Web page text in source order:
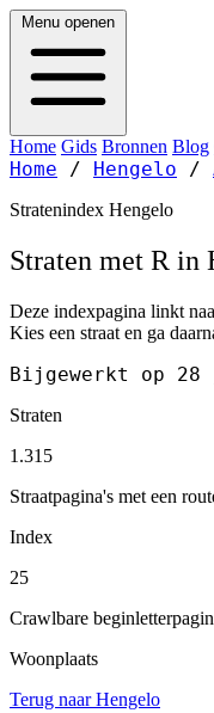
Menu openen
Home Gids Bronnen Blog
Home / Hengelo /
Stratenindex Hengelo
Straten met R in
Deze indexpagina linkt
Kies een straat en ga
Bijgewerkt op 28
Straten
1.315
Straatpagina's met een
Index
25
Crawlbare
Woonplaats
Terug naar Hengelo